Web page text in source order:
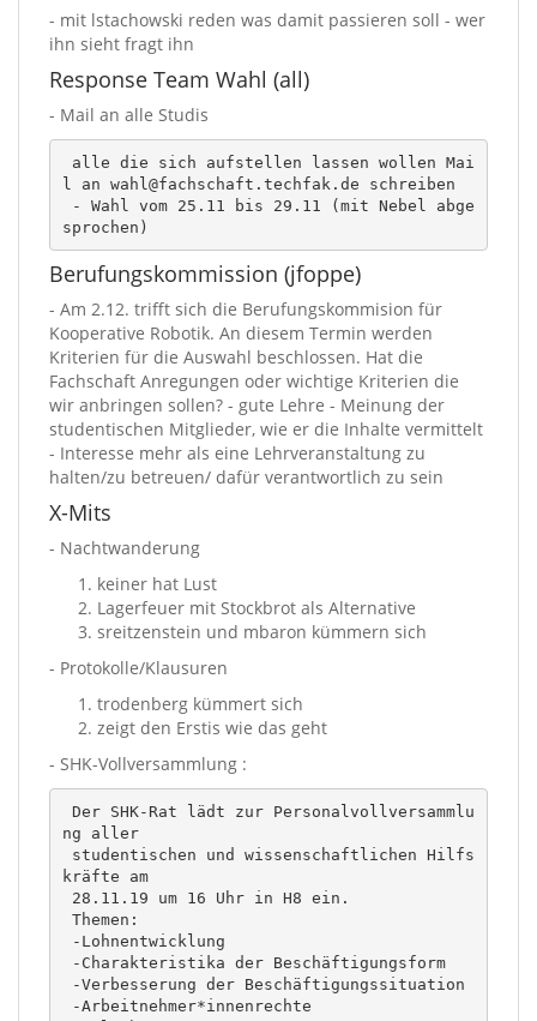
- mit lstachowski reden was damit passieren soll - wer
ihn sieht fragt ihn
Response Team Wahl (all)
- Mail an alle Studis
l an wahl@fachschaft.techfak.de schreiben
sprochen)
Berufungskommission (jfoppe)
- Am 2.12. trifft sich die Berufungskommision für
Kooperative Robotik. An diesem Termin werden
Kriterien für die Auswahl beschlossen. Hat die
Fachschaft Anregungen oder wichtige Kriterien die
wir anbringen sollen? - gute Lehre - Meinung der
studentischen Mitglieder, wie er die Inhalte vermittelt
- Interesse mehr als eine Lehrveranstaltung zu
halten/zu betreuen/ dafür verantwortlich zu sein
X-Mits
- Nachtwanderung
keiner hat Lust
Lagerfeuer mit Stockbrot als Alternative
sreitzenstein und mbaron kümmern sich
- Protokolle/Klausuren
trodenberg kümmert sich
zeigt den Erstis wie das geht
- SHK-Vollversammlung :
ng aller
kräfte am